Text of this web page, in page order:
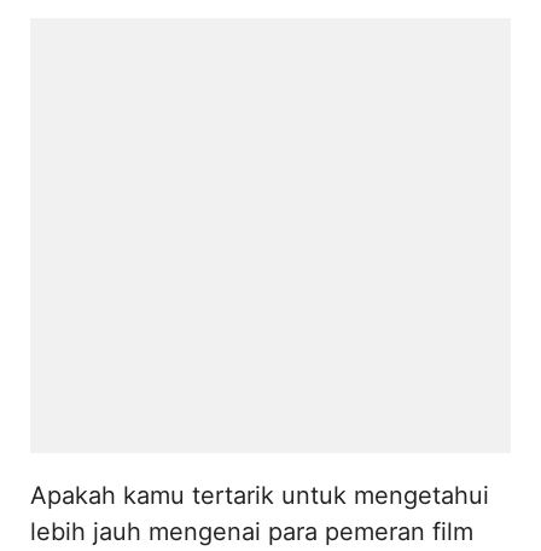
Apakah kamu tertarik untuk mengetahui
lebih jauh mengenai para pemeran film